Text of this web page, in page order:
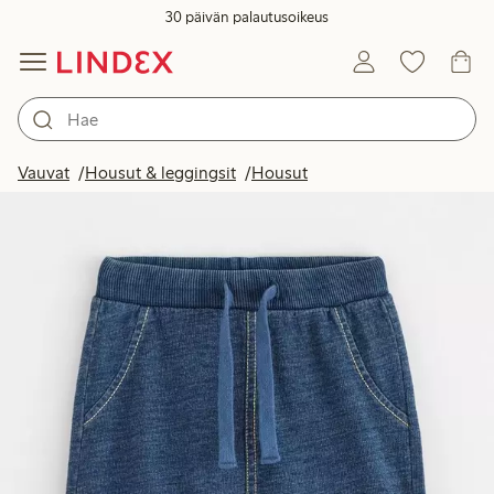
30 päivän palautusoikeus
Vauvat Housut & leggingsit Housut